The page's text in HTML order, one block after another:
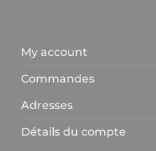
My account
Commandes
Adresses
Détails du compte